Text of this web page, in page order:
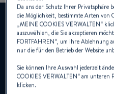
YouTube
Um dieses Video
Verwendung von
Cookies
Da uns der Schutz Ihrer Privatsphäre
die Möglichkeit, bestimmte Arten von
„MEINE COOKIES VERWALTEN“
auszuwählen, die Sie akzeptieren
FORTFAHREN“, um Ihre Ablehnung
nur die für den Betrieb der Website
Sie können Ihre Auswahl jederzeit
COOKIES VERWALTEN“ am unteren
klicken.